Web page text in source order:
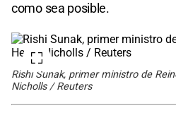
como sea posible.
Rishi Sunak, primer ministro de
Nicholls / Reuters